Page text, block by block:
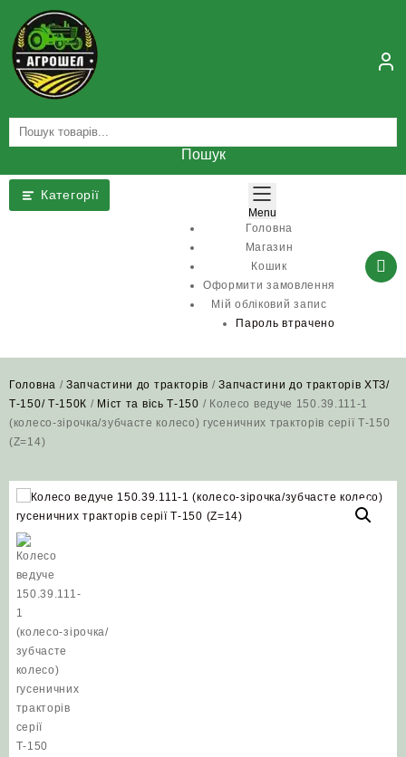
content
Пошук
Категорії
Menu
Головна
Магазин
Кошик
Оформити замовлення
Мій обліковий запис
Пароль втрачено
Головна /Запчастини до тракторів /Запчастини до тракторів ХТЗ/
Т-150/ Т-150К / Міст та вісь Т-150 / Колесо ведуче 150.39.111-1
(колесо‑зірочка/зубчасте колесо) гусеничних тракторів серії Т‑150
(Z=14)